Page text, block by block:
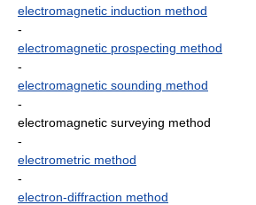
electromagnetic induction method
-
electromagnetic prospecting method
-
electromagnetic sounding method
-
electromagnetic surveying method
-
electrometric method
-
electron-diffraction method